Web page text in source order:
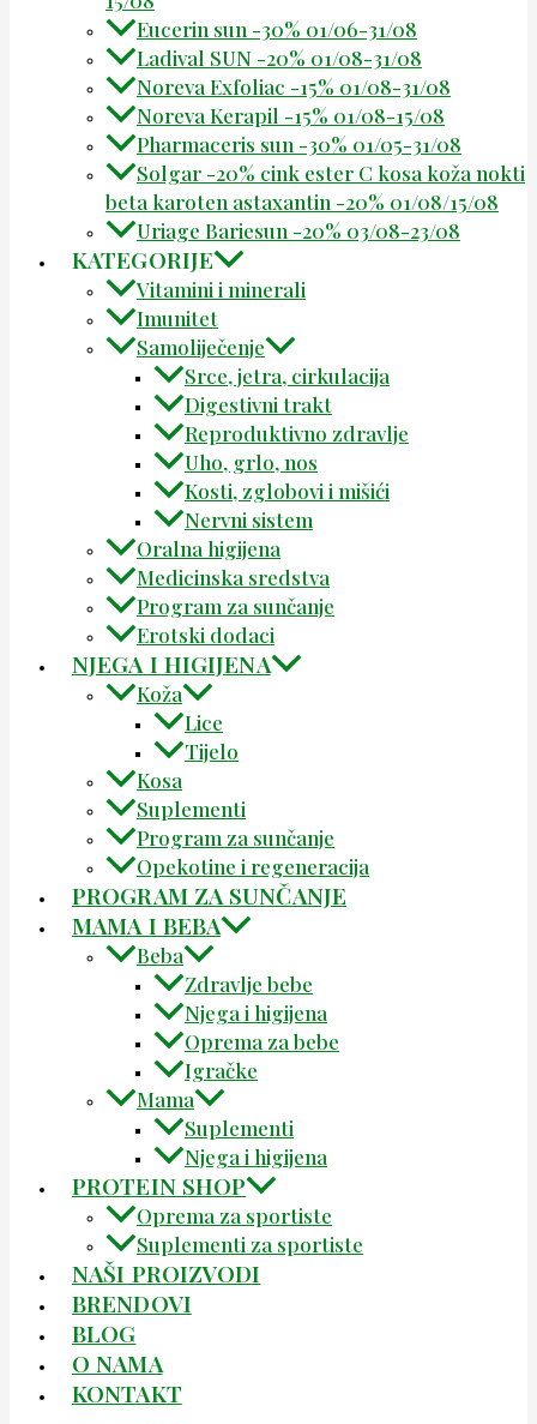
Eucerin sun -30% 01/06-31/08
Ladival SUN -20% 01/08-31/08
Noreva Exfoliac -15% 01/08-31/08
Noreva Kerapil -15% 01/08-15/08
Pharmaceris sun -30% 01/05-31/08
Solgar -20% cink ester C kosa koža nokti
beta karoten astaxantin -20% 01/08/15/08
Uriage Bariesun -20% 03/08-23/08
KATEGORIJE
Vitamini i minerali
Imunitet
Samoliječenje
Srce, jetra, cirkulacija
Digestivni trakt
Reproduktivno zdravlje
Uho, grlo, nos
Kosti, zglobovi i mišići
Nervni sistem
Oralna higijena
Medicinska sredstva
Program za sunčanje
Erotski dodaci
NJEGA I HIGIJENA
Koža
Lice
Tijelo
Kosa
Suplementi
Program za sunčanje
Opekotine i regeneracija
PROGRAM ZA SUNČANJE
MAMA I BEBA
Beba
Zdravlje bebe
Njega i higijena
Oprema za bebe
Igračke
Mama
Suplementi
Njega i higijena
PROTEIN SHOP
Oprema za sportiste
Suplementi za sportiste
NAŠI PROIZVODI
BRENDOVI
BLOG
O NAMA
KONTAKT